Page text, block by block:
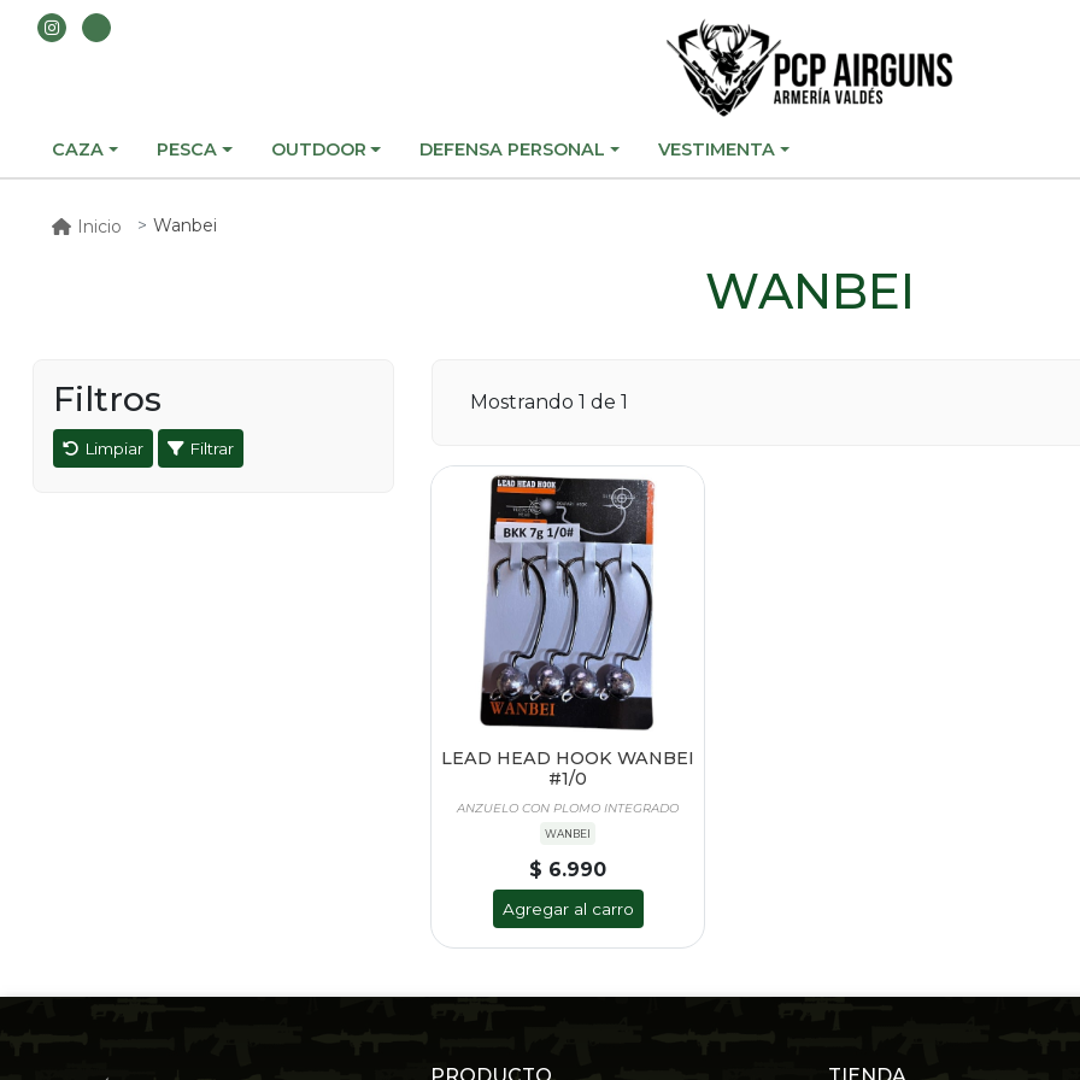
CAZA PESCA OUTDOOR DEFENSA PERSONAL VESTIMENTA
Inicio Wanbei
WANBEI
Filtros
Limpiar Filtrar
Mostrando 1 de 1
LEAD HEAD HOOK WANBEI
#1/0
ANZUELO CON PLOMO INTEGRADO
WANBEI
$ 6.990
Agregar al carro